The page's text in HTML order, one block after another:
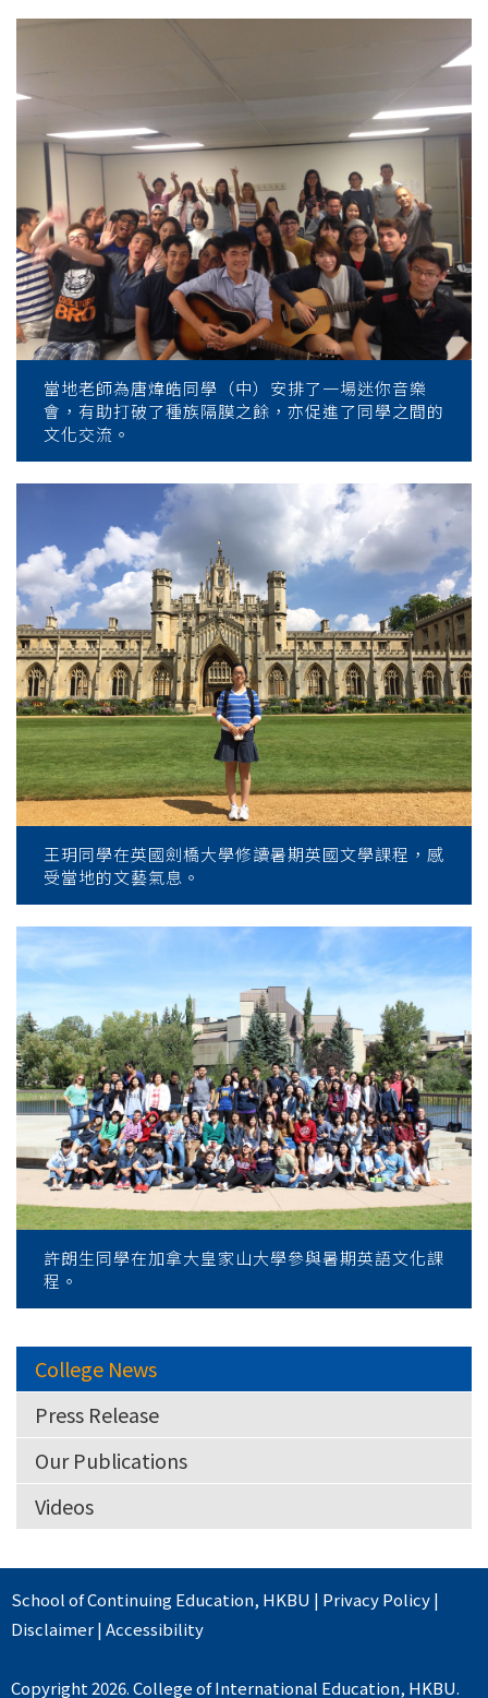
當地老師為唐煒皓同學（中）安排了一場迷你音樂
會，有助打破了種族隔膜之餘，亦促進了同學之間的
文化交流。
王玥同學在英國劍橋大學修讀暑期英國文學課程，感
受當地的文藝氣息。
許朗生同學在加拿大皇家山大學參與暑期英語文化課
程。
College News
Press Release
Our Publications
Videos
School of Continuing Education, HKBU | Privacy Policy|
Disclaimer|Accessibility
Copyright 2026. College of International Education, HKBU.